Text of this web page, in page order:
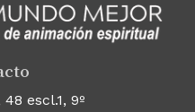
escl.1, 9º